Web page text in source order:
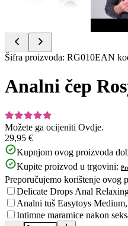
Item
of
7
Šifra proizvoda: RG010EAN
Analni čep
Možete ga ocijeniti Ovdje.
29,95 €
Kupnjom ovog proizvoda
Kupite proizvod u trgovini:
Preporučujemo korištenje ovog
Delicate Drops Anal
Analni tuš Easytoys
Intimne maramice nakon